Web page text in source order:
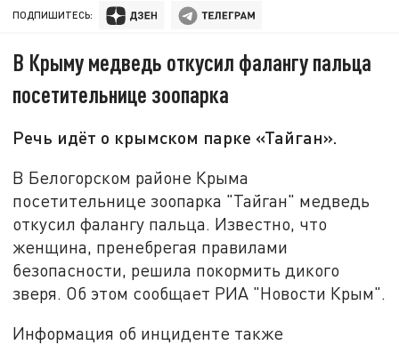
ПОДПИШИТЕСЬ:
В Крыму медведь откусил фалангу пальца
посетительнице зоопарка
Речь идёт о крымском парке «Тайган».
В Белогорском районе Крыма
посетительнице зоопарка "Тайган" медведь
откусил фалангу пальца. Известно, что
женщина, пренебрегая правилами
безопасности, решила покормить дикого
зверя. Об этом сообщает РИА "Новости Крым".
Информация об инциденте также